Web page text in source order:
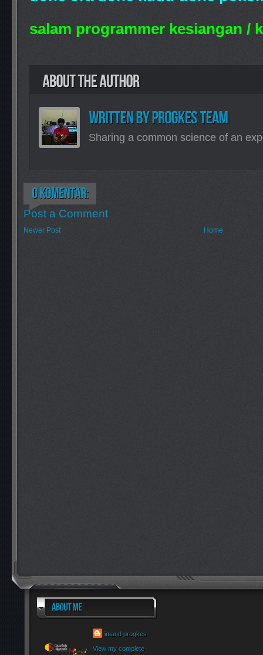
salam programmer kesiangan /
Sharing a common science of an
Post a Comment
Newer Post Home
imand progkes
View my complete